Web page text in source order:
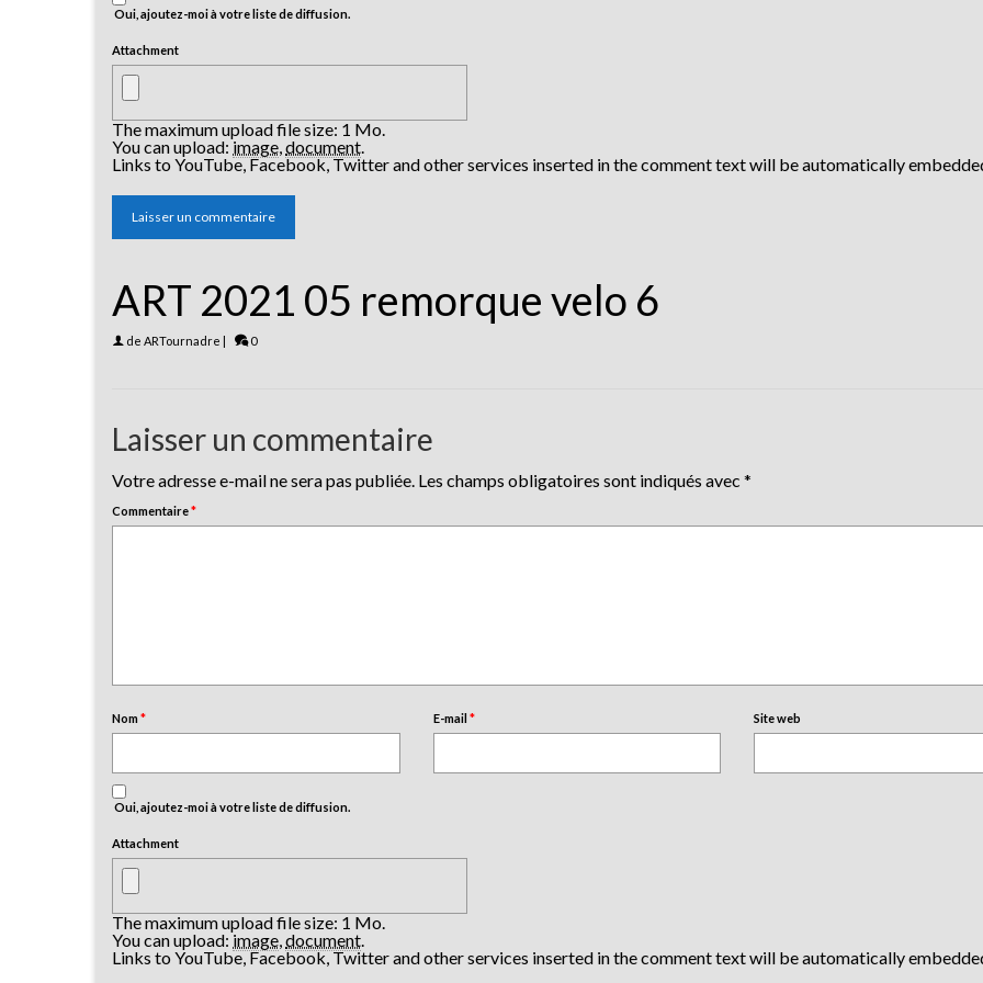
Oui, ajoutez-moi à votre liste de diffusion.
Attachment
The maximum upload file size: 1 Mo.
You can upload:image document
Links to YouTube, Facebook, Twitter and other services inserted in the comment text will be automatically
ART 2021 05 remorque velo 6
de ARTournadre | 0
Laisser un commentaire
Votre adresse e-mail ne sera pas publiée. Les champs obligatoires sont indiqués avec *
Commentaire*
Nom* E-mail* Site web
Oui, ajoutez-moi à votre liste de diffusion.
Attachment
The maximum upload file size: 1 Mo.
You can upload:image document
Links to YouTube, Facebook, Twitter and other services inserted in the comment text will be automatically